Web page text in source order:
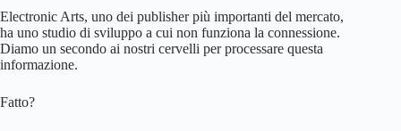
Electronic Arts, uno dei publisher più importanti del mercato,
ha uno studio di sviluppo a cui non funziona la connessione.
Diamo un secondo ai nostri cervelli per processare questa
informazione.
Fatto?